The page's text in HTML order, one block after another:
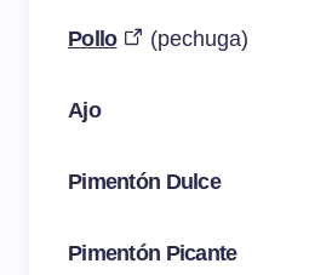
Pollo (pechuga)
Ajo
Pimentón Dulce
Pimentón Picante